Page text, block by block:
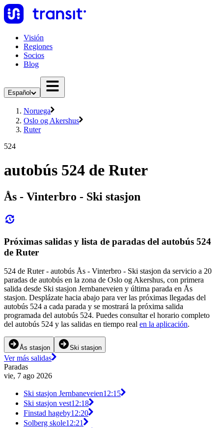
Visión
Regiones
Socios
Blog
Español
Noruega
Oslo og Akershus
Ruter
524
autobús 524 de Ruter
Ås - Vinterbro - Ski stasjon
Próximas salidas y lista de paradas del autobús 524
de Ruter
524 de Ruter - autobús Ås - Vinterbro - Ski stasjon da servicio a 20
paradas de autobús en la zona de Oslo og Akershus, con primera
salida desde Ski stasjon Jernbaneveien y última parada en Ås
stasjon. Desplázate hacia abajo para ver las próximas llegadas del
autobús 524 a cada parada y se mostrará la próxima salida
programada del autobús 524. Puedes consultar el horario completo
del autobús 524 y las salidas en tiempo real en la aplicación.
Ås stasjon Ski stasjon
Ver más salidas
Paradas
vie, 7 ago 2026
Ski stasjon Jernbaneveien12:15
Ski stasjon vest12:18
Finstad hageby12:20
Solberg skole12:21